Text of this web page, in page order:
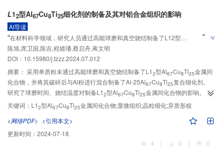
L12型Al67Cu8Ti25细化剂的制备及其对铝合金组织的影响
AI导读
“在材料科学领域，研究人员通过高能球磨和真空烧结制备了L12型
Al67Cu8Ti25金属间化合物，并探索了其作为细化剂在铝合金中的应用，为铝
合金微观组织控制提供了新方法。”
”
陈旭,席卫国,陈吉,程婧璠,蔡启舟,蒋文明
DOI：10.15980/j.tzzz.2024.07.012
摘要： 采用单质粉末通过高能球磨和真空烧结制备了L12型Al67Cu8Ti25金属间
化合物，并将其破碎后与Al粉进行混合制备了Al-25Al67Cu8Ti25复合细化剂。
研究了球磨时间、烧结温度对制备L12型Al67Cu8Ti25金属间化合物的影响。以
纯铝和Al-5Cu-Mn铸造铝合金为对象，研究了复合细化剂对α-Al宏观和微观组
Al 67 Cu Ti25
化合物颗粒，随着球磨时间增加，烧结形成的化合物颗粒的平均尺
寸减小至11 μm，形貌趋于球形。Al-25Al
细化剂后，纯铝及Al-5Cu-Mn合金的
关键词： L12型Al67Cu8Ti25金属间化合物;显微组织;晶粒细化;异质形核
<网络PDF> <引用本文>
更新时间： 2024-07-18
4
| 0 | 0